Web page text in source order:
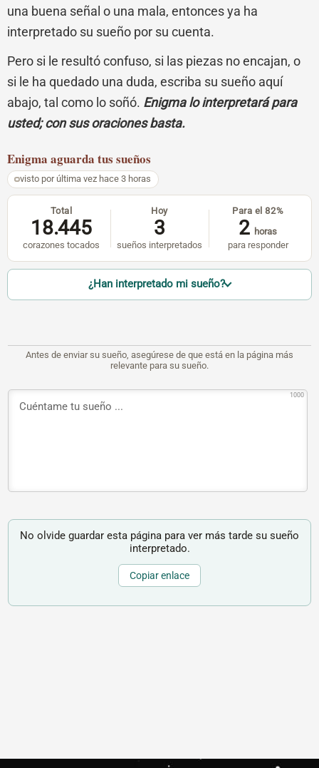
una buena señal o una mala, entonces ya ha
interpretado su sueño por su cuenta.
Pero si le resultó confuso, si las piezas no encajan, o
si le ha quedado una duda, escriba su sueño aquí
abajo, tal como lo soñó. Enigma lo interpretará para
usted; con sus oraciones basta.
Enigma aguarda tus sueños
visto por última vez hace 3 horas
Total
18.445
corazones tocados
Hoy
3
sueños interpretados
Para el 82%
2 horas
para responder
¿Han interpretado mi sueño?
Antes de enviar su sueño, asegúrese de que está en la página más
relevante para su sueño.
1000
No olvide guardar esta página para ver más tarde su sueño
interpretado.
Copiar enlace